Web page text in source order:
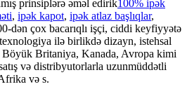
prinsiplərə əməl edirik100% ipək
, ipək kapot, ipək atlaz başlıqlar,
dən çox bacarıqlı işçi, ciddi keyfiyyətə
ilə birlikdə dizayn, istehsal
Britaniya, Kanada, Avropa kimi
və distribyutorlarla uzunmüddətli
və s.